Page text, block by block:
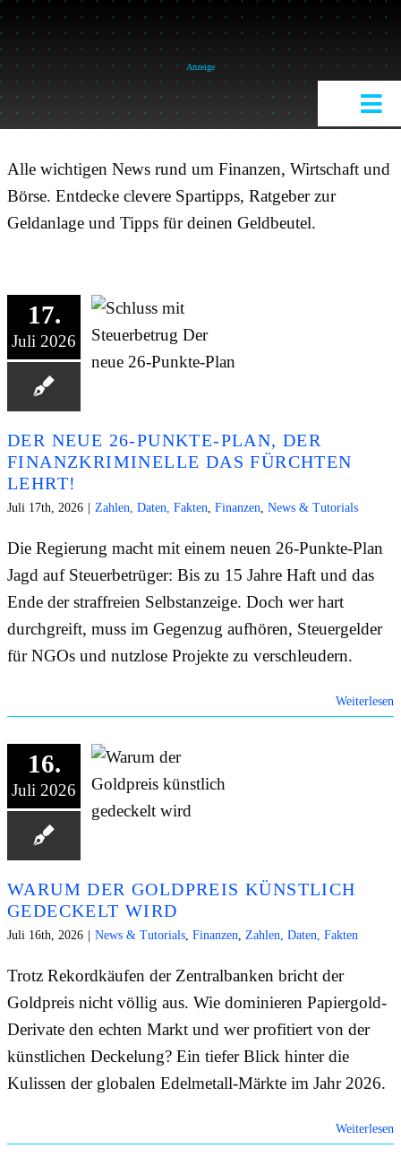
Skip
to
content
Anzeige
Alle wichtigen News rund um Finanzen, Wirtschaft und
Börse. Entdecke clevere Spartipps, Ratgeber zur
Geldanlage und Tipps für deinen Geldbeutel.
17.
Juli 2026
DER NEUE 26-PUNKTE-PLAN, DER
FINANZKRIMINELLE DAS FÜRCHTEN
LEHRT!
Juli 17th, 2026 | Zahlen, Daten, Fakten Finanzen News & Tutorials
Die Regierung macht mit einem neuen 26-Punkte-Plan
Jagd auf Steuerbetrüger: Bis zu 15 Jahre Haft und das
Ende der straffreien Selbstanzeige. Doch wer hart
durchgreift, muss im Gegenzug aufhören, Steuergelder
für NGOs und nutzlose Projekte zu verschleudern.
Weiterlesen
16.
Juli 2026
WARUM DER GOLDPREIS KÜNSTLICH
GEDECKELT WIRD
Juli 16th, 2026 | News & Tutorials Finanzen Zahlen, Daten, Fakten
Trotz Rekordkäufen der Zentralbanken bricht der
Goldpreis nicht völlig aus. Wie dominieren Papiergold-
Derivate den echten Markt und wer profitiert von der
künstlichen Deckelung? Ein tiefer Blick hinter die
Kulissen der globalen Edelmetall-Märkte im Jahr 2026.
Weiterlesen